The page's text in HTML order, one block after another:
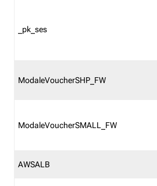
_pk_ses
ModaleVoucherSHP_FW
ModaleVoucherSMALL_FW
AWSALB